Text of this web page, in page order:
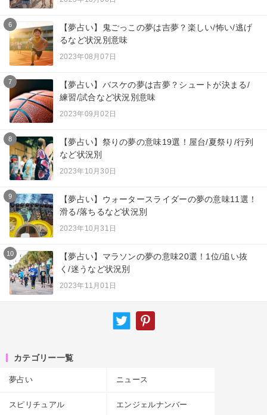
6
【夢占い】鬼ごっこの夢は吉夢？楽しい/怖い/逃げ
るなど状況別意味
2023年08月07日
7
【夢占い】バスケの夢は吉夢？シュートが決まる/
練習/試合など状況別意味
2023年09月02日
8
【夢占い】祭りの夢の意味19選！屋台/夏祭り/行列
など状況別
2023年10月30日
9
【夢占い】ウォータースライダーの夢の意味11選！
滑る/落ちるなど状況別
2023年10月31日
10
【夢占い】マラソンの夢の意味20選！1位/追い抜
く/迷うなど状況別
2023年11月01日
カテゴリー一覧
夢占い ニュース
スピリチュアル エンジェルナンバー